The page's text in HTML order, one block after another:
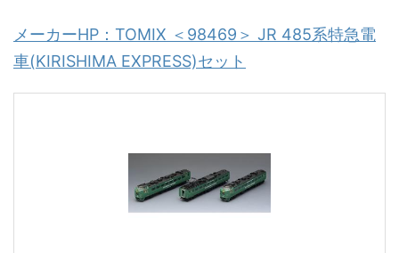
メーカーHP：TOMIX ＜98469＞ JR 485系特急電
車(KIRISHIMA EXPRESS)セット